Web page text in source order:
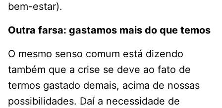
bem-estar).
Outra farsa: gastamos mais do que temos
O mesmo senso comum está dizendo
também que a crise se deve ao fato de
termos gastado demais, acima de nossas
possibilidades. Daí a necessidade de